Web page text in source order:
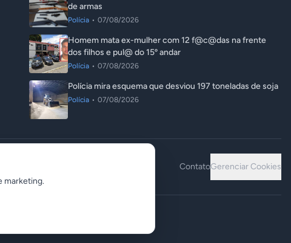
de armas
Polícia • 07/08/2026
Homem mata ex-mulher com 12 f@c@das na frente
dos filhos e pul@ do 15º andar
Polícia • 07/08/2026
Polícia mira esquema que desviou 197 toneladas de soja
Polícia • 07/08/2026
ContatoGerenciar Cookies
marketing.